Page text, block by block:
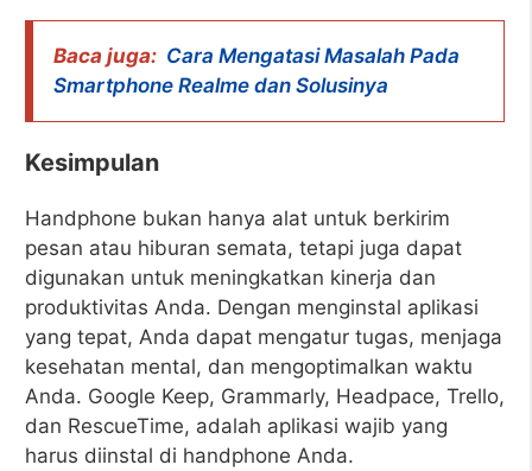
Baca juga: Cara Mengatasi Masalah Pada
Smartphone Realme dan Solusinya
Kesimpulan
Handphone bukan hanya alat untuk berkirim
pesan atau hiburan semata, tetapi juga dapat
digunakan untuk meningkatkan kinerja dan
produktivitas Anda. Dengan menginstal aplikasi
yang tepat, Anda dapat mengatur tugas, menjaga
kesehatan mental, dan mengoptimalkan waktu
Anda. Google Keep, Grammarly, Headpace, Trello,
dan RescueTime, adalah aplikasi wajib yang
harus diinstal di handphone Anda.